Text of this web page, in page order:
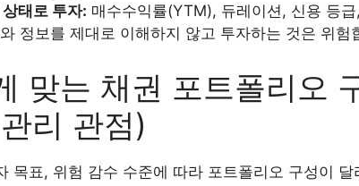
태로 투자: 매수수익률(YTM), 듀레이션, 신용 등
정보를 제대로 이해하지 않고 투자하는 것은 위험
맞는 채권 포트폴리오
리 관점)
목표, 위험 감수 수준에 따라 포트폴리오 구성이 달